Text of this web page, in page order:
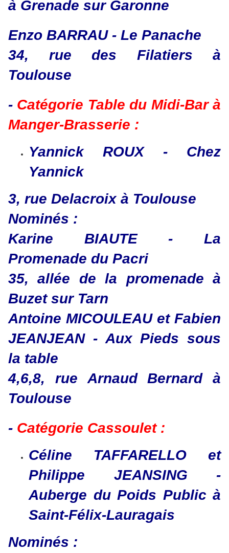
à Grenade sur Garonne
Enzo BARRAU - Le Panache
​​​​​​​34, rue des Filatiers à
Toulouse
- Catégorie Table du Midi-Bar à
Manger-Brasserie :
Yannick ROUX - Chez
Yannick
​​​​​​​3, rue Delacroix à Toulouse
​​​​​​​Nominés :
Karine BIAUTE - La
Promenade du Pacri
35, allée de la promenade à
Buzet sur Tarn
Antoine MICOULEAU et Fabien
JEANJEAN - Aux Pieds sous
la table
4,6,8, rue Arnaud Bernard à
Toulouse
- Catégorie Cassoulet :
Céline TAFFARELLO et
Philippe JEANSING -
Auberge du Poids Public à
Saint-Félix-Lauragais
​​​​​​​Nominés :